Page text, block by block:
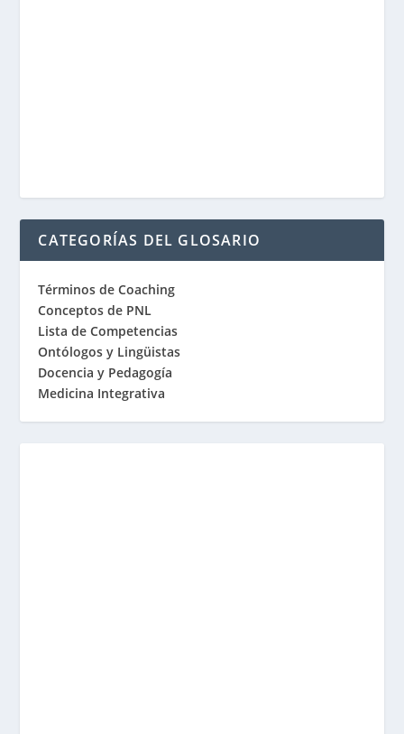
CATEGORÍAS DEL GLOSARIO
Términos de Coaching
Conceptos de PNL
Lista de Competencias
Ontólogos y Lingüistas
Docencia y Pedagogía
Medicina Integrativa